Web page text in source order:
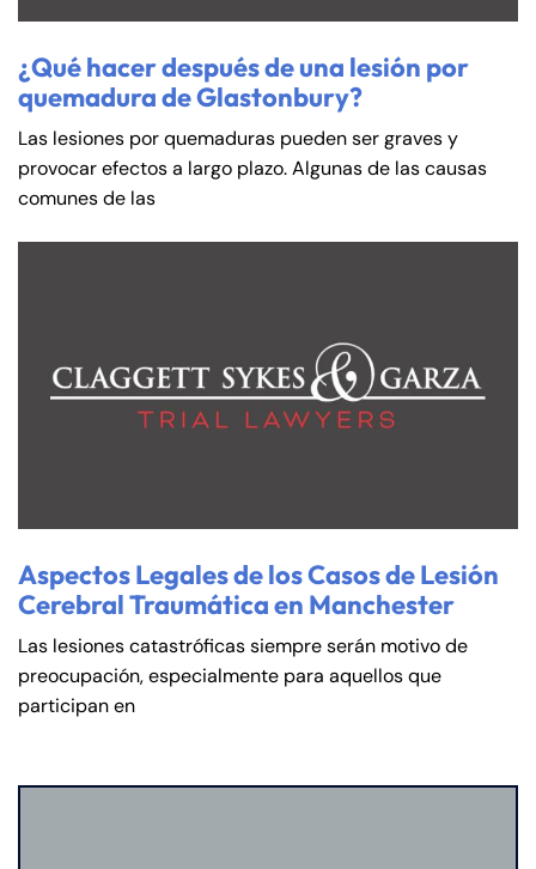
¿Qué hacer después de una lesión por
quemadura de Glastonbury?
Las lesiones por quemaduras pueden ser graves y
provocar efectos a largo plazo. Algunas de las causas
comunes de las
Aspectos Legales de los Casos de Lesión
Cerebral Traumática en Manchester
Las lesiones catastróficas siempre serán motivo de
preocupación, especialmente para aquellos que
participan en